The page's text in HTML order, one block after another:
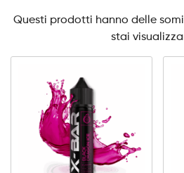
Questi prodotti hanno delle
stai